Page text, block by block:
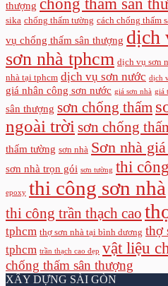
thượng
sika chống thấm tường cách chống thấm
vụ chống thấm sân thượng dịch
sơn nhà tphcm dịch vụ sơn
nhà tại tphcm dịch vụ sơn nước dịch
giá nhân công sơn nước giá sơn nhà giá
sân thượng sơn chống thấm
ngoài trời sơn chống
thấm tường sơn nhà Sơn nhà
sơn nhà trọn gói sơn tường thi
epoxy thi công sơn nhà
thi công trần thạch cao
tphcm thợ sơn nhà tại bình dương thợ
tphcm trần thạch cao đẹp vật liệu
chống thấm sân thượng
XÂY DỰNG SÀI GÒN